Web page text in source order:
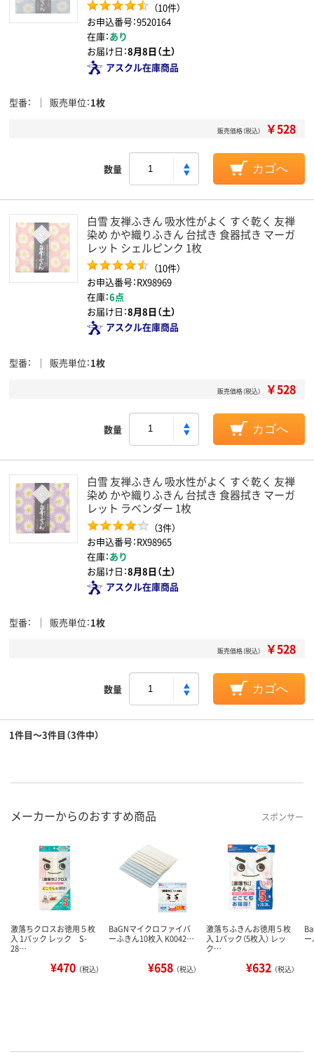
（10件）
お申込番号：9520164
在庫：あり
お届け日：8月8日（土）
アスクル在庫商品
型番 販売単位 1枚
販売価格（税込） ￥528
数量 カゴへ
白雪 友禅ふきん 吸水性がよく すぐ乾く 友禅
染め かや織りふきん 台拭き 食器拭き マーガ
レット シェルピンク 1枚
（10件）
お申込番号：RX98969
在庫：6点
お届け日：8月8日（土）
アスクル在庫商品
型番 販売単位 1枚
販売価格（税込） ￥528
数量 カゴへ
白雪 友禅ふきん 吸水性がよく すぐ乾く 友禅
染め かや織りふきん 台拭き 食器拭き マーガ
レット ラベンダー 1枚
（3件）
お申込番号：RX98965
在庫：あり
お届け日：8月8日（土）
アスクル在庫商品
型番 販売単位 1枚
販売価格（税込） ￥528
数量 カゴへ
1件目～3件目（3件中）
メーカーからのおすすめ商品 スポンサー
激落ちクロスお徳用５枚
入 1パック レック S-
28…
¥470 （税込）
BaGNマイクロファイバ
ーふきん10枚入 K0042…
¥658 （税込）
激落ちふきんお徳用５枚
入 1パック（5枚入） レッ
ク…
¥632 （税込）